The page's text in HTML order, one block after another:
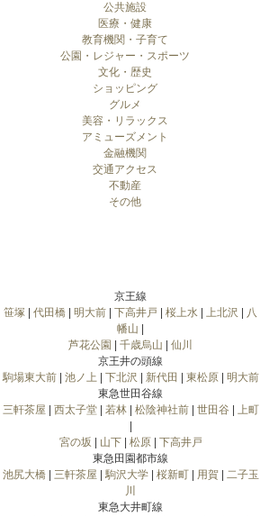
公共施設
医療・健康
教育機関・子育て
公園・レジャー・スポーツ
文化・歴史
ショッピング
グルメ
美容・リラックス
アミューズメント
金融機関
交通アクセス
不動産
その他
京王線
笹塚
代田橋 明大前 下高井戸 桜上水 上北沢
八
幡山
芦花公園
千歳烏山
仙川
京王井の頭線
駒場東大前| 池ノ上 下北沢 新代田 東松原| 明大前
東急世田谷線
三軒茶屋
西太子堂| 若林| 松陰神社前| 世田谷
上町
宮の坂
山下| 松原| 下高井戸
東急田園都市線
池尻大橋| 三軒茶屋 駒沢大学| 桜新町| 用賀| 二子玉
川
東急大井町線